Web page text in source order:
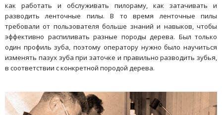
как работать и обслуживать пилораму, как затачивать и
разводить ленточные пилы. В то время ленточные пилы
требовали от пользователя больше знаний и навыков, чтобы
эффективно распиливать разные породы дерева. Был только
один профиль зуба, поэтому оператору нужно было научиться
изменять пазух зуба при заточке и правильно разводить зубья,
в соответствии с конкретной породой дерева.